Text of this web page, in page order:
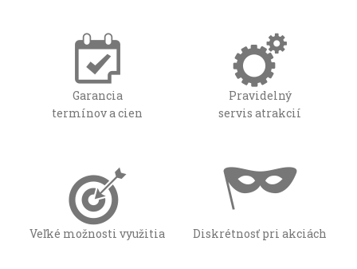
Garancia
termínov a cien
Pravidelný
servis atrakcií
Veľké možnosti využitia Diskrétnosť pri akciách